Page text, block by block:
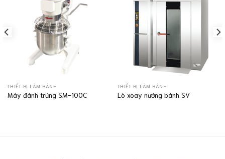
THIẾT BỊ LÀM BÁNH
Máy đánh trứng SM-100C
THIẾT BỊ LÀM BÁNH
Lò xoay nướng bánh SV